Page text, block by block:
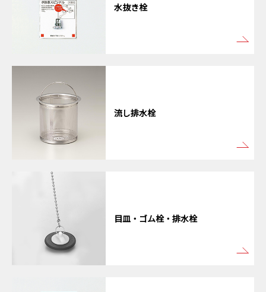
水抜き栓
流し排水栓
目皿・ゴム栓・排水栓